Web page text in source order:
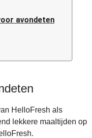
avondeten
avondeten
HelloFresh als
lekkere maaltijden op